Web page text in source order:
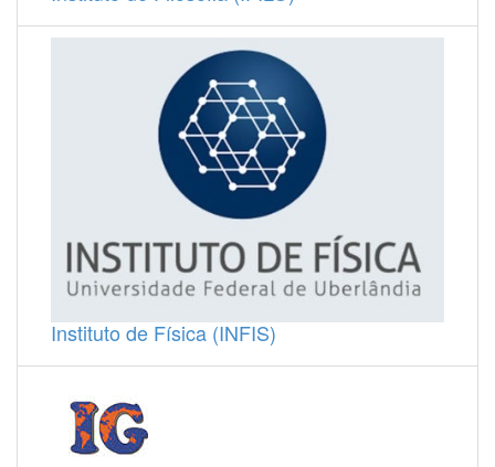
Instituto de Física (INFIS)